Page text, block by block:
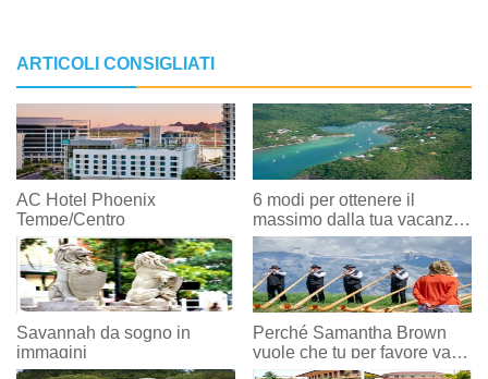
ARTICOLI CONSIGLIATI
AC Hotel Phoenix
Tempe/Centro
6 modi per ottenere il
massimo dalla tua vacanza
a St. Lucia
Savannah da sogno in
immagini
Perché Samantha Brown
vuole che tu per favore vada
via?